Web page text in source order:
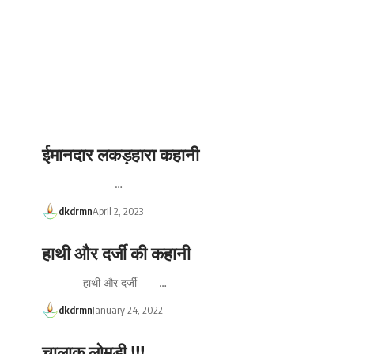
ईमानदार लकड़हारा कहानी
…
dkdrmnApril 2, 2023
हाथी और दर्जी की कहानी
हाथी और दर्जी …
dkdrmnJanuary 24, 2022